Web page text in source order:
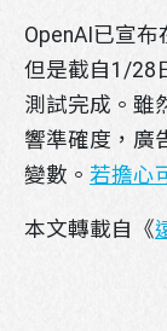
OpenAI已宣布
但是截自1/28
測試完成。雖
響準確度，廣
變數。 若擔心
本文轉載自《